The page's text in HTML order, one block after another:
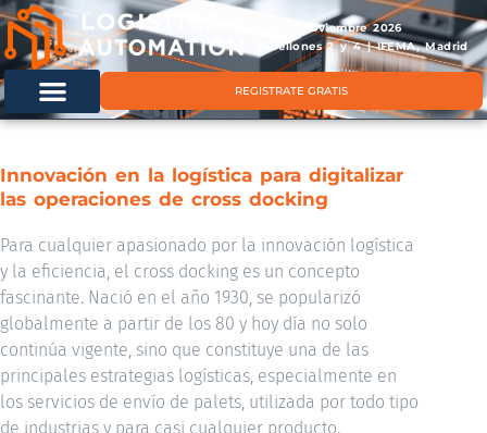
11 & 12 noviembre 2026
Pabellones 2 y 4 | IFEMA, Madrid
REGISTRATE GRATIS
Innovación en la logística para digitalizar
las operaciones de cross docking
Para cualquier apasionado por la innovación logística
y la eficiencia, el cross docking es un concepto
fascinante. Nació en el año 1930, se popularizó
globalmente a partir de los 80 y hoy día no solo
continúa vigente, sino que constituye una de las
principales estrategias logísticas, especialmente en
los servicios de envío de palets, utilizada por todo tipo
de industrias y para casi cualquier producto.